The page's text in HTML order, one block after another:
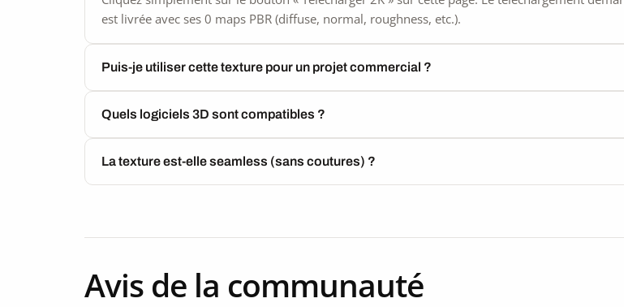
est livrée avec ses 0 maps PBR (diffuse, normal, roughness, etc.).
Puis-je utiliser cette texture pour un projet commercial ?
Quels logiciels 3D sont compatibles ?
La texture est-elle seamless (sans coutures) ?
Avis de la communauté